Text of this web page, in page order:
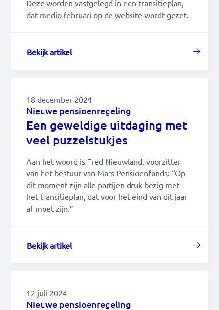
Deze worden vastgelegd in een transitieplan,
dat medio februari op de website wordt gezet.
Bekijk artikel
18 december 2024
Nieuwe pensioenregeling
Een geweldige uitdaging met
veel puzzelstukjes
Aan het woord is Fred Nieuwland, voorzitter
van het bestuur van Mars Pensioenfonds: “Op
dit moment zijn alle partijen druk bezig met
het transitieplan, dat voor het eind van dit jaar
af moet zijn.”
Bekijk artikel
12 juli 2024
Nieuwe pensioenregeling